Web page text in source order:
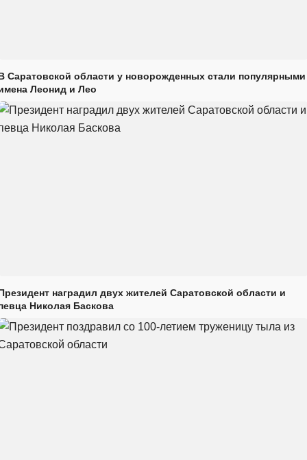
Саратовской области у новорожденных стали популярными
Леонид и Лео
наградил двух жителей Саратовской области и
Николая Баскова